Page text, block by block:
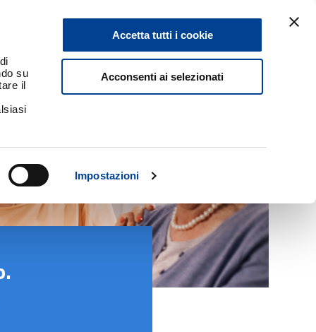
su
il
Impostazioni
Accetta tutti i cookie
Acconsenti ai selezionati